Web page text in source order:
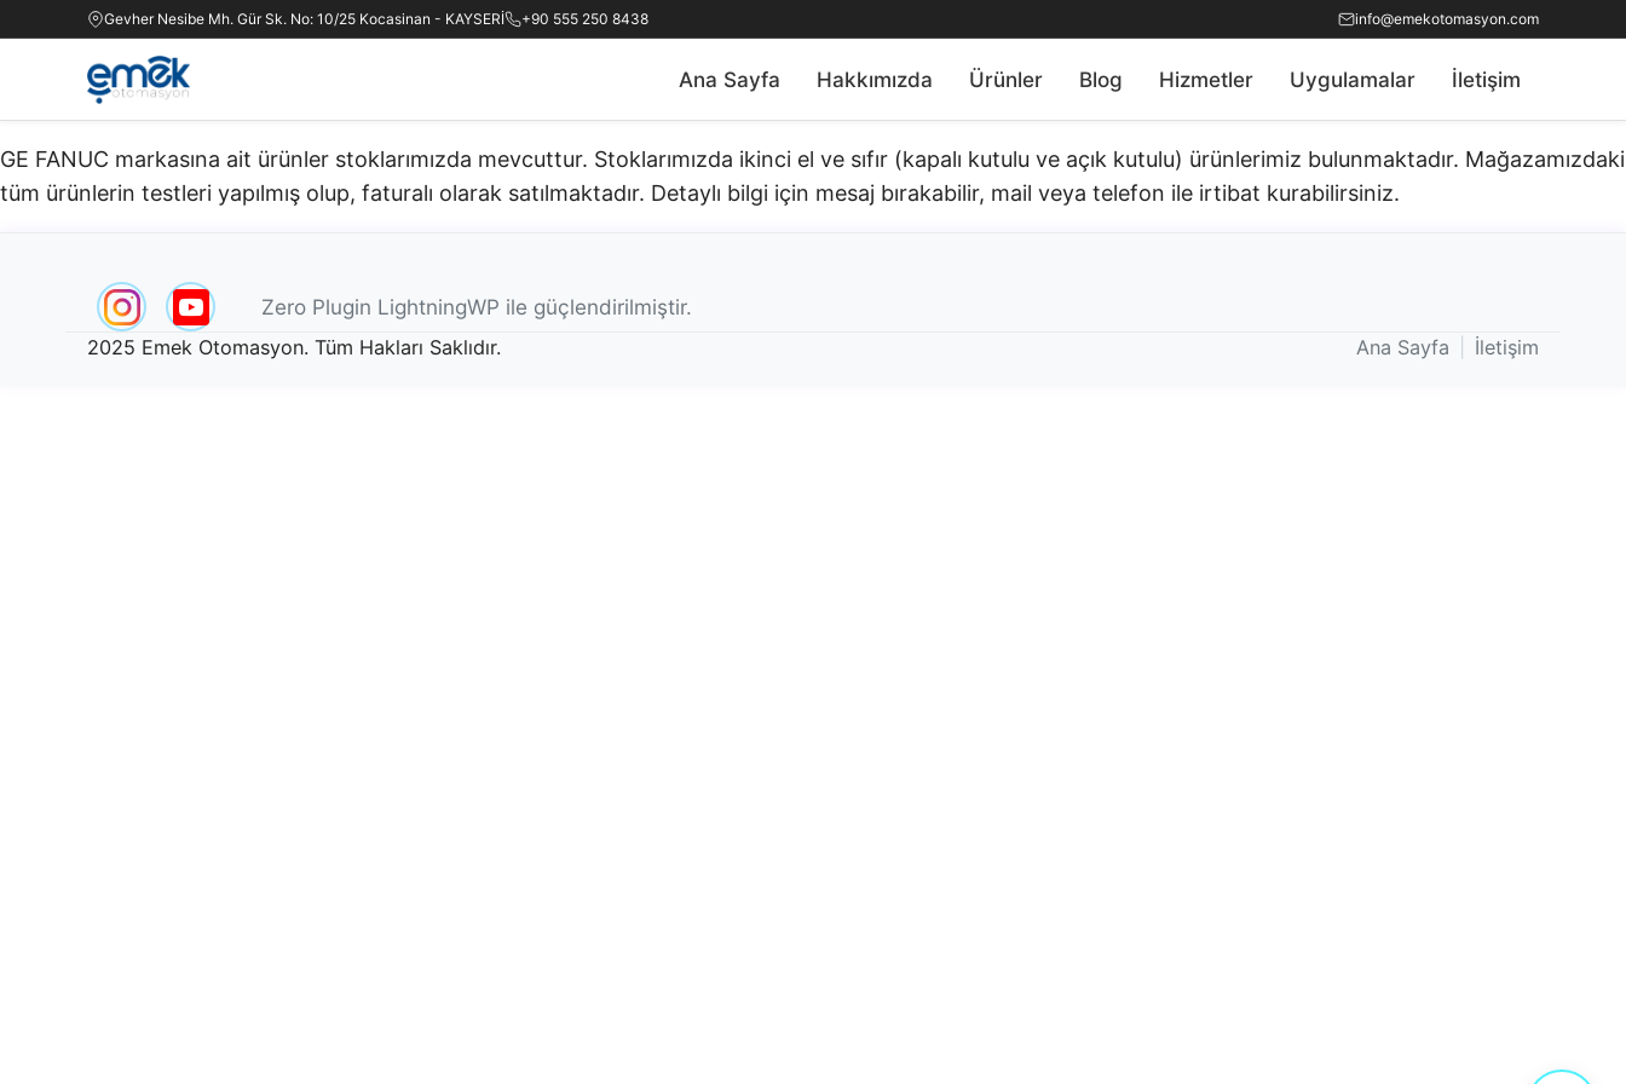
Gevher Nesibe Mh. Gür Sk. No: 10/25 Kocasinan - KAYSERİ +90 555 250 8438 info@emekotomasyon.com
Ana Sayfa Hakkımızda Ürünler Blog Hizmetler Uygulamalar İletişim
GE FANUC markasına ait ürünler stoklarımızda mevcuttur. Stoklarımızda ikinci el ve sıfır (kapalı kutulu ve açık kutulu) ürünlerimiz bulunmaktadır.​ Mağazamızdaki
tüm ürünlerin testleri yapılmış olup, faturalı olarak satılmaktadır. Detaylı bilgi için mesaj bırakabilir, mail veya telefon ile irtibat kurabilirsiniz.
Zero Plugin LightningWP ile güçlendirilmiştir.
2025 Emek Otomasyon. Tüm Hakları Saklıdır. Ana Sayfa İletişim